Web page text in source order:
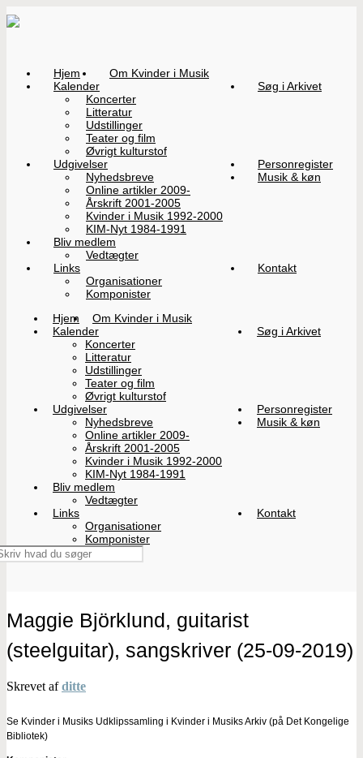
Hjem
Om Kvinder i Musik
Kalender
Koncerter
Litteratur
Udstillinger
Teater og film
Øvrigt kulturstof
Søg i Arkivet
Udgivelser
Nyhedsbreve
Online artikler 2009-
Årskrift 2001-2005
Kvinder i Musik 1992-2000
KIM-Nyt 1984-1991
Personregister
Musik & køn
Bliv medlem
Vedtægter
Links
Organisationer
Komponister
Kontakt
Hjem
Om Kvinder i Musik
Kalender
Koncerter
Litteratur
Udstillinger
Teater og film
Øvrigt kulturstof
Søg i Arkivet
Udgivelser
Nyhedsbreve
Online artikler 2009-
Årskrift 2001-2005
Kvinder i Musik 1992-2000
KIM-Nyt 1984-1991
Personregister
Musik & køn
Bliv medlem
Vedtægter
Links
Organisationer
Komponister
Kontakt
Maggie Björklund, guitarist
(steelguitar), sangskriver (25-09-2019)
Skrevet afditte
Se Kvinder i Musiks Udklipssamling i Kvinder i Musiks Arkiv (på Det Kongelige
Bibliotek)